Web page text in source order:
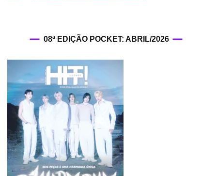
08ª EDIÇÃO POCKET: ABRIL/2026